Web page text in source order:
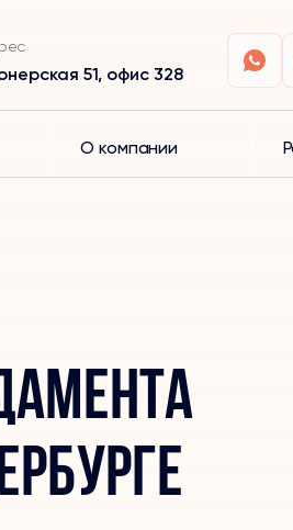
51, офис 328
О компании